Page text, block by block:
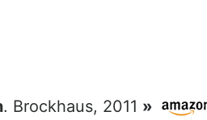
. Brockhaus, 2011 »